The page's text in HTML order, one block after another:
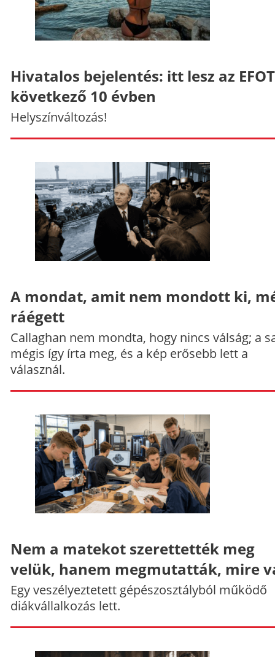
Hivatalos bejelentés: itt lesz az
következő 10 évben
Helyszínváltozás!
A mondat, amit nem mondott ki,
ráégett
Callaghan nem mondta, hogy nincs válság; a
mégis így írta meg, és a kép erősebb lett a
válasznál.
Nem a matekot szerettették meg
velük, hanem megmutatták, mire
Egy veszélyeztetett gépészosztályból működő
diákvállalkozás lett.